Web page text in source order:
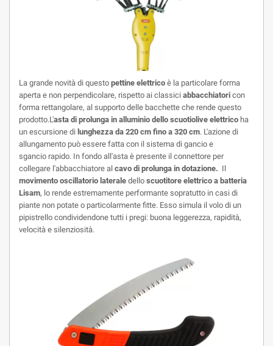
La grande novità di questo pettine elettrico è la particolare forma
aperta e non perpendicolare, rispetto ai classici abbacchiatori con
forma rettangolare, al supporto delle bacchette che rende questo
prodotto.L'asta di prolunga in alluminio dello scuotiolive elettrico ha
un escursione di lunghezza da 220 cm fino a 320 cm. L'azione di
allungamento può essere fatta con il sistema di gancio e
sgancio rapido. In fondo all'asta è presente il connettore per
collegare l'abbacchiatore al cavo di prolunga in dotazione. Il
movimento oscillatorio laterale dello scuotitore elettrico a batteria
Lisam, lo rende estremamente performante sopratutto in casi di
piante non potate o particolarmente fitte. Esso simula il volo di un
pipistrello condividendone tutti i pregi: buona leggerezza, rapidità,
velocità e silenziosità.